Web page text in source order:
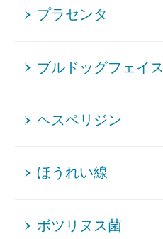
プラセンタ
ブルドッグフェイス
ヘスペリジン
ほうれい線
ボツリヌス菌